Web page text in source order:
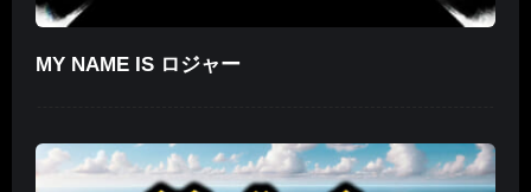
MY NAME IS ロジャー